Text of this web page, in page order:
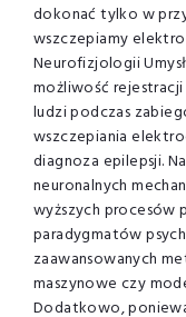
dokonać tylko w
wszczepiamy
Neurofizjologii
możliwość
ludzi podczas
wszczepiania
diagnoza epilepsji.
neuronalnych
wyższych procesów
paradygmatów
zaawansowanych
maszynowe czy
Dodatkowo,